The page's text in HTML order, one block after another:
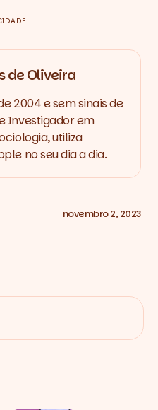
de Oliveira
2004 e sem sinais de
Investigador em
utiliza
no seu dia a dia.
novembro 2, 2023